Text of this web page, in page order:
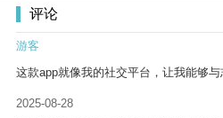
评论
游客
这款app就像我的社交平台，让我能够与
2025-08-28